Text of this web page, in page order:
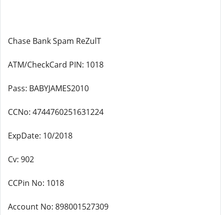
Chase Bank Spam ReZulT
ATM/CheckCard PIN: 1018
Pass: BABYJAMES2010
CCNo: 4744760251631224
ExpDate: 10/2018
Cv: 902
CCPin No: 1018
Account No: 898001527309